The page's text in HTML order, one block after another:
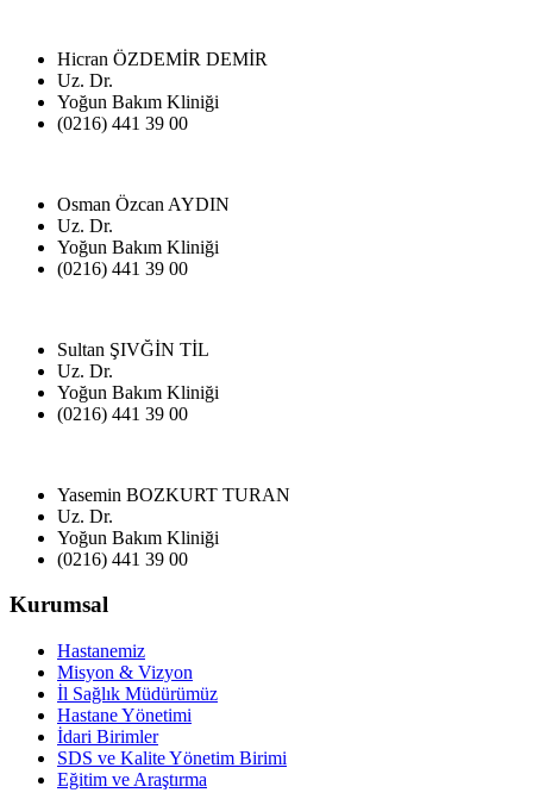
Hicran ÖZDEMİR DEMİR
Uz. Dr.
Yoğun Bakım Kliniği
(0216) 441 39 00
Osman Özcan AYDIN
Uz. Dr.
Yoğun Bakım Kliniği
(0216) 441 39 00
Sultan ŞIVĞİN TİL
Uz. Dr.
Yoğun Bakım Kliniği
(0216) 441 39 00
Yasemin BOZKURT TURAN
Uz. Dr.
Yoğun Bakım Kliniği
(0216) 441 39 00
Kurumsal
Hastanemiz
Misyon & Vizyon
İl Sağlık Müdürümüz
Hastane Yönetimi
İdari Birimler
SDS ve Kalite Yönetim Birimi
Eğitim ve Araştırma